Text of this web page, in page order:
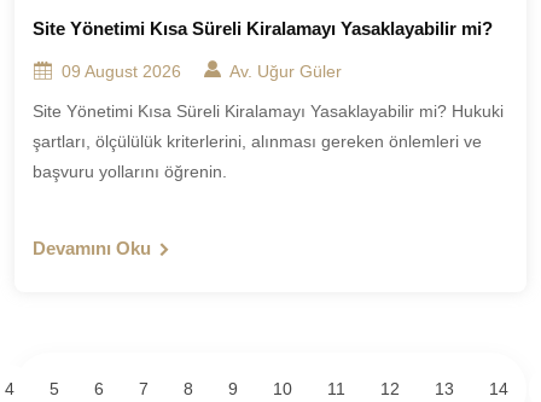
Site Yönetimi Kısa Süreli Kiralamayı Yasaklayabilir mi?
09 August 2026 Av. Uğur Güler
Site Yönetimi Kısa Süreli Kiralamayı Yasaklayabilir mi? Hukuki
şartları, ölçülülük kriterlerini, alınması gereken önlemleri ve
başvuru yollarını öğrenin.
Devamını Oku
4 5 6 7 8 9 10 11 12 13 14